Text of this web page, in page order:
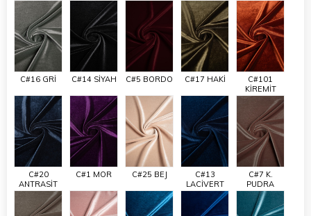
C#16 GRİ C#14 SİYAH C#5 BORDO C#17 HAKİ
C#101
KİREMİT
C#20
ANTRASİT
C#1 MOR C#25 BEJ
C#13
LACİVERT
C#7 K.
PUDRA